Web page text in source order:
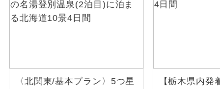
〈北関東/基本プラン〉5つ星
【栃木県内